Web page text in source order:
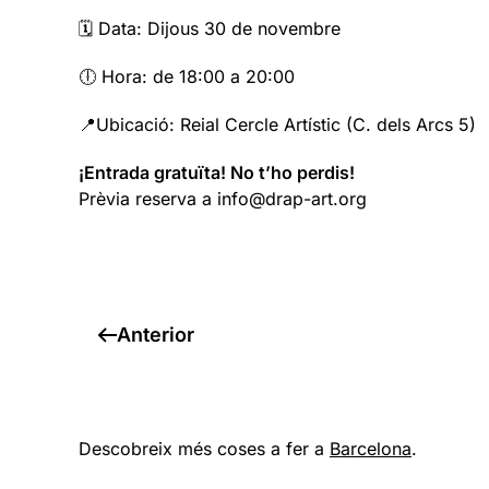
🗓️ Data: Dijous 30 de novembre
🕕 Hora: de 18:00 a 20:00
📍Ubicació: Reial Cercle Artístic (C. dels Arcs 5)
¡Entrada gratuïta! No t’ho perdis!
Prèvia reserva a info@drap-art.org
Anterior
Descobreix més coses a fer a Barcelona.